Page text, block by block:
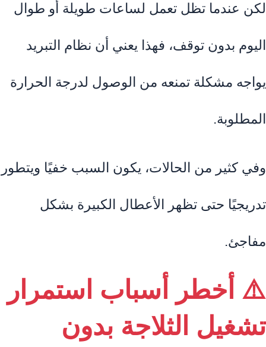
لكن عندما تظل تعمل لساعات طويلة أو طوال
اليوم بدون توقف، فهذا يعني أن نظام التبريد
يواجه مشكلة تمنعه من الوصول لدرجة الحرارة
المطلوبة.
وفي كثير من الحالات، يكون السبب خفيًا ويتطور
تدريجيًا حتى تظهر الأعطال الكبيرة بشكل
مفاجئ.
⚠️ أخطر أسباب استمرار
تشغيل الثلاجة بدون